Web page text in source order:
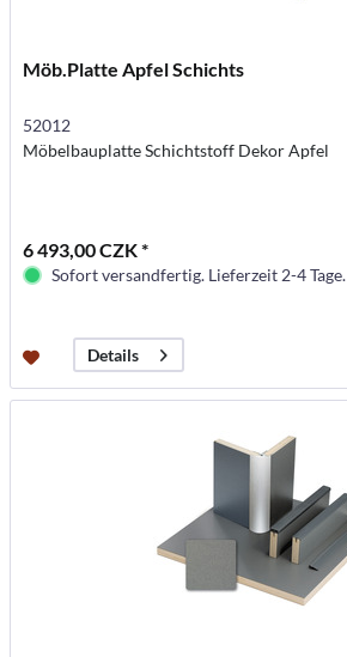
Möb.Platte Apfel Schichts
52012
Möbelbauplatte Schichtstoff Dekor Apfel
6 493,00 CZK *
Sofort versandfertig. Lieferzeit 2-4 Tage.
Details